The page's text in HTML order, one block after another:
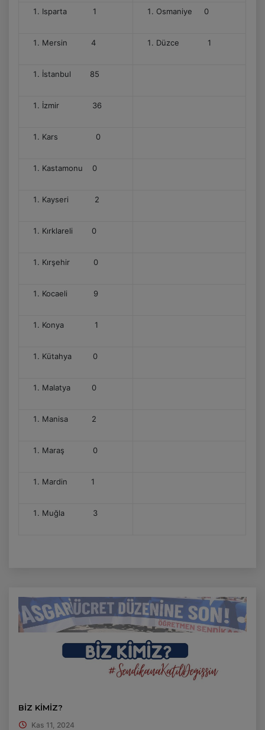
Isparta 1 Osmaniye 0
Mersin 4 Düzce 1
İstanbul 85
İzmir 36
Kars 0
Kastamonu 0
Kayseri 2
Kırklareli 0
Kırşehir 0
Kocaeli 9
Konya 1
Kütahya 0
Malatya 0
Manisa 2
Maraş 0
Mardin 1
Muğla 3
BİZ KİMİZ?
Kas 11, 2024